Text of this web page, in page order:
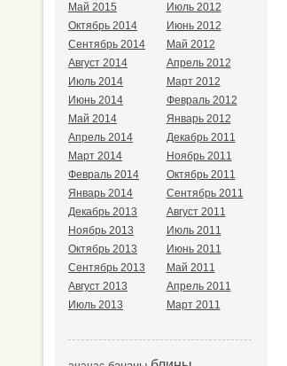
Май 2015
Октябрь 2014
Сентябрь 2014
Август 2014
Июль 2014
Июнь 2014
Май 2014
Апрель 2014
Март 2014
Февраль 2014
Январь 2014
Декабрь 2013
Ноябрь 2013
Октябрь 2013
Сентябрь 2013
Август 2013
Июль 2013
Июль 2012
Июнь 2012
Май 2012
Апрель 2012
Март 2012
Февраль 2012
Январь 2012
Декабрь 2011
Ноябрь 2011
Октябрь 2011
Сентябрь 2011
Август 2011
Июль 2011
Июнь 2011
Май 2011
Апрель 2011
Март 2011